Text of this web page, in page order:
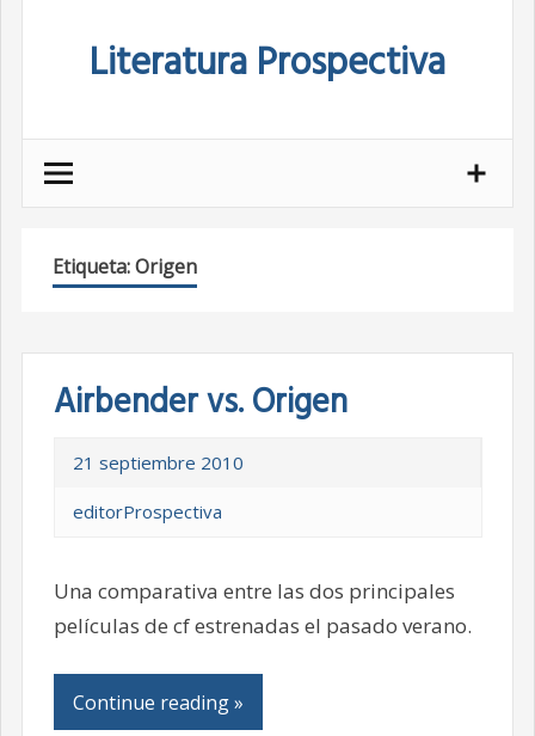
Literatura Prospectiva
Etiqueta:Origen
Airbender vs. Origen
21 septiembre 2010
editorProspectiva
Una comparativa entre las dos principales
películas de cf estrenadas el pasado verano.
Continue reading »